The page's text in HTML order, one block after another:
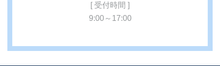
[ 受付時間 ]
9:00～17:00